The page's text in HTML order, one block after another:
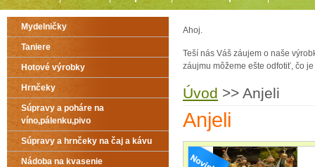
Ahoj.
Teší nás Váš záujem o naše
záujmu môžeme ešte odfotiť, čo
Úvod >> Anjeli
Anjeli
Mydelničky
Taniere
Hotové výrobky
Hrnčeky
Súpravy a poháre na
víno,pálenku,pivo
Súpravy a hrnčeky na čaj a kávu
Nádoba na kvasenie